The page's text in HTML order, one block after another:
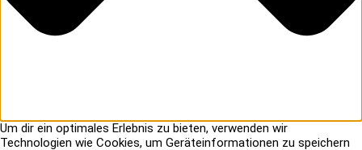
Um dir ein optimales Erlebnis zu bieten, verwenden wir
Technologien wie Cookies, um Geräteinformationen zu speichern